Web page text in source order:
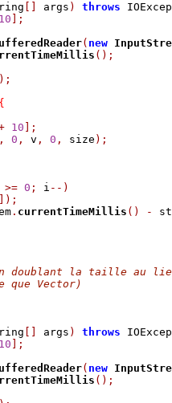
args ) throws
10 ];
( new
();
{
10 ];
, 0 , v , 0 , size );
>= 0 ; i --)
]);
. currentTimeMillis () -
doublant la taille au
que Vector)
args ) throws
10 ];
( new
();